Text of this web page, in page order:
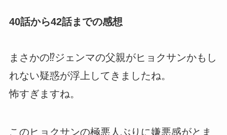
40話から42話までの感想
まさかの⁉︎ジェンマの父親がヒョクサンかもし
れない疑惑が浮上してきましたね。
怖すぎますね。
このヒョクサンの極悪人ぶりに嫌悪感がとま